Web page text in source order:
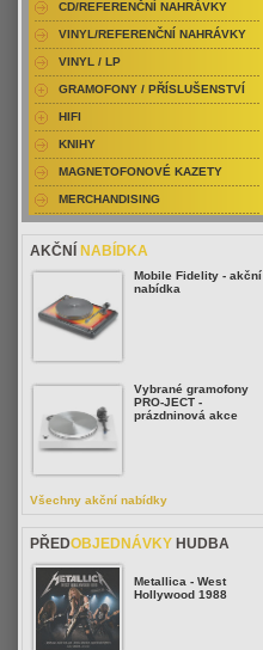
CD/REFERENČNÍ NAHRÁVKY
VINYL/REFERENČNÍ NAHRÁVKY
VINYL / LP
GRAMOFONY / PŘÍSLUŠENSTVÍ
HIFI
KNIHY
MAGNETOFONOVÉ KAZETY
MERCHANDISING
AKČNÍ NABÍDKA
Mobile Fidelity - akční
nabídka
Vybrané gramofony
PRO-JECT -
prázdninová akce
Všechny akční nabídky
PŘEDOBJEDNÁVKY HUDBA
Metallica - West
Hollywood 1988